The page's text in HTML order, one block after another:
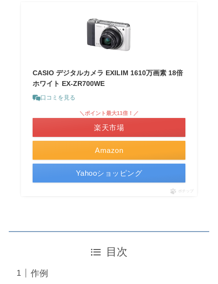
CASIO デジタルカメラ EXILIM 1610万画素 18倍
ホワイト EX-ZR700WE
口コミを見る
Amazon
＼ポイント最大11倍！／
楽天市場
Yahooショッピング
ポチップ
目次
作例